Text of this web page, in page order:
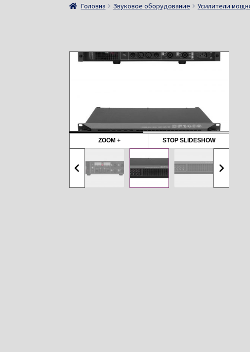
Головна Звуковое оборудование Усилители
ZOOM + STOP SLIDESHOW